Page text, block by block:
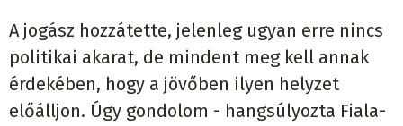
A jogász hozzátette, jelenleg ugyan erre nincs
politikai akarat, de mindent meg kell annak
érdekében, hogy a jövőben ilyen helyzet
előálljon. Úgy gondolom - hangsúlyozta Fiala-